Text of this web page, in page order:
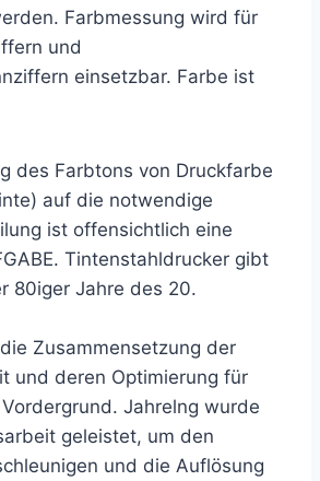
Farbmessung wird für
und
einsetzbar. Farbe ist
des Farbtons von Druckfarbe
auf die notwendige
ist offensichtlich eine
Tintenstahldrucker gibt
80iger Jahre des 20.
Zusammensetzung der
und deren Optimierung für
Jahrelng wurde
geleistet, um den
und die Auflösung